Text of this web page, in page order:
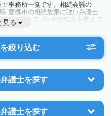
事務所一覧です。相続会議の
豊橋市の相続放棄に強い弁護士
相続のトラブルやお悩みを抱えて
みましょう。
見る
絞り込む
弁護士を探す
弁護士を探す